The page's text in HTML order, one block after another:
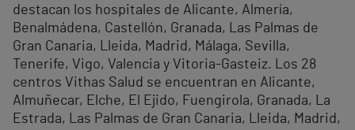
destacan los hospitales de Alicante, Almería,
Benalmádena, Castellón, Granada, Las Palmas de
Gran Canaria, Lleida, Madrid, Málaga, Sevilla,
Tenerife, Vigo, Valencia y Vitoria-Gasteiz. Los 28
centros Vithas Salud se encuentran en Alicante,
Almuñecar, Elche, El Ejido, Fuengirola, Granada, La
Estrada, Las Palmas de Gran Canaria, Lleida, Madrid,